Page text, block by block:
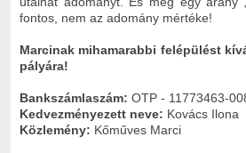
fontos, nem az adomány mértéke!
Marcinak mihamarabbi felépülést
pályára!
Bankszámlaszám: OTP - 11773463-
Kedvezményezett neve: Kovács Ilona
Közlemény: Kőműves Marci